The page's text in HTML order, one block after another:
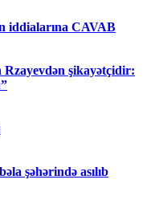
iddialarına CAVAB
Rzayevdən şikayətçidir:
şəhərində asılıb